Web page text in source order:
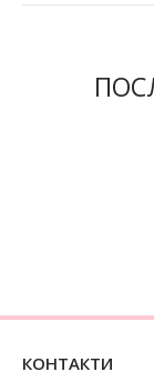
КОНТАКТИ